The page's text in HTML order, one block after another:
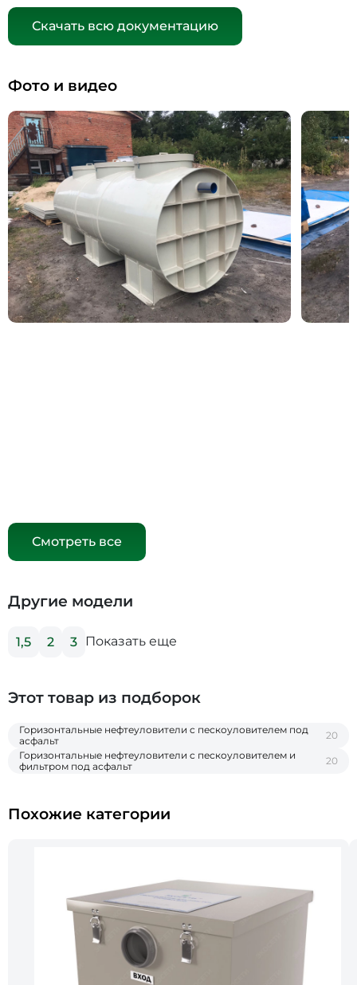
Скачать всю документацию
Фото и видео
Смотреть все
Другие модели
1,5 2 3 Показать еще
Этот товар из подборок
Горизонтальные нефтеуловители c пескоуловителем под
асфальт
20
Горизонтальные нефтеуловители c пескоуловителем и
фильтром под асфальт
20
Похожие категории